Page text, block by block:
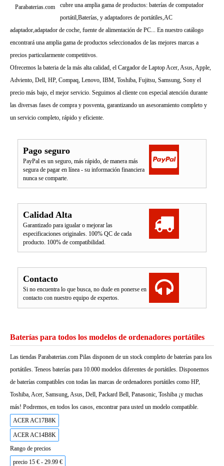
Parabaterias.com
cubre una amplia gama de productos: baterías de computador
portátil,Baterías, y adaptadores de portátiles,AC
adaptador,adaptador de coche, fuente de alimentación de PC... En nuestro catálogo
encontrará una amplia gama de productos seleccionados de las mejores marcas a
precios particularmente competitivos.
Ofrecemos la bateria de la más alta calidad, el Cargador de Laptop Acer, Asus, Apple,
Adviento, Dell, HP, Compaq, Lenovo, IBM, Toshiba, Fujitsu, Samsung, Sony el
precio más bajo, el mejor servicio. Seguimos al cliente con especial atención durante
las diversas fases de compra y posventa, garantizando un asesoramiento completo y
un servicio completo, rápido y eficiente.
Pago seguro
PayPal es un seguro, más rápido, de manera más
segura de pagar en línea - su información financiera
nunca se comparte.
Calidad Alta
Garantizado para igualar o mejorar las
especificaciones originales. 100% QC de cada
producto. 100% de compatibilidad.
Contacto
Si no encuentra lo que busca, no dude en ponerse en
contacto con nuestro equipo de expertos.
Baterías para todos los modelos de ordenadores portátiles
Las tiendas Parabaterias.com Pilas disponen de un stock completo de baterías para los
portátiles. Teneos baterías para 10.000 modelos diferentes de portátiles. Disponemos
de baterías compatibles con todas las marcas de ordenadores portátiles como HP,
Toshiba, Acer, Samsung, Asus, Dell, Packard Bell, Panasonic, Toshiba ¡y muchas
más! Podremos, en todos los casos, encontrar para usted un modelo compatible.
ACER AC17B8K
ACER AC14B8K
Rango de precios
precio 15 € - 29.99 €